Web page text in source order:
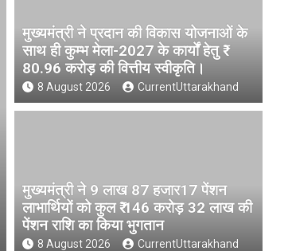
को कुल ₹
भुगतान
BLO और
सीईओ
मुख्यमंत्री ने प्रदान की विकास योजनाओं के
साथ ही कुम्भ मेला-2027 के कार्यों हेतु ₹
80.96 करोड़ की वित्तीय स्वीकृति।
8 August 2026 CurrentUttarakhand
मुख्यमंत्री ने 9 लाख 87 हजार17 पेंशन
लाभार्थियों को कुल ₹ 146 करोड़ 32 लाख की
पेंशन राशि का किया भुगतान
8 August 2026 CurrentUttarakhand